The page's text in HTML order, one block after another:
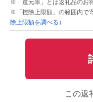
※「還元率」とは返礼品のお
※「控除上限額」の範囲内で
除上限額を調べる）
この返